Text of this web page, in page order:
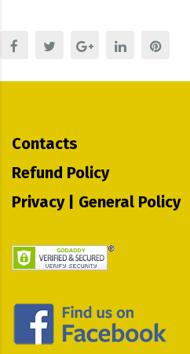
Contacts
Refund Policy
Privacy | General Policy